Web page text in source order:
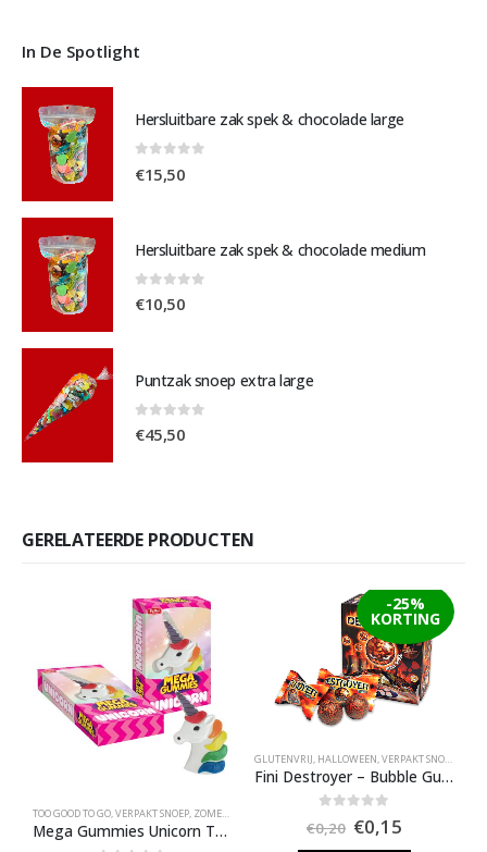
In De Spotlight
Hersluitbare zak spek & chocolade large
€15,50
Hersluitbare zak spek & chocolade medium
0out of 5
€10,50
Puntzak snoep extra large
0out of 5
€45,50
GERELATEERDE PRODUCTEN
TOO GOOD TO GO,VERPAKT SNOEP, ZOMER UITVERKOOP
Mega Gummies Unicorn THT 19-02-2026
-25%
KORTING
GLUTENVRIJ, HALLOWEEN,VERPAKT SNOEP
Fini Destroyer – Bubble Gum
out of 5
€0,20
prijs
€0,15Huidige